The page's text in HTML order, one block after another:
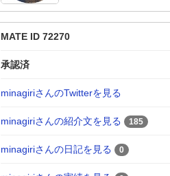
MATE ID 72270
承認済
minagiriさんのTwitterを見る
minagiriさんの紹介文を見る 185
minagiriさんの日記を見る 0